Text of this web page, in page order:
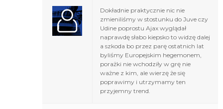
Dokładnie praktycznie nic nie
zmieniliśmy w stostunku do Juve czy
Udine poprostu Ajax wyglądał
naprawdę słabo kiepsko to widzę dalej
a szkoda bo przez parę ostatnich lat
byliśmy Europejskim hegemonem,
porażki nie wchodziły w grę nie
ważne z kim, ale wierzę że się
poprawimy i utrzymamy ten
przyjemny trend.